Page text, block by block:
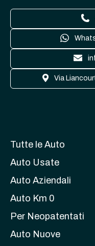
Via
Tutte le Auto
Auto Usate
Auto Aziendali
Auto Km 0
Per Neopatentati
Auto Nuove